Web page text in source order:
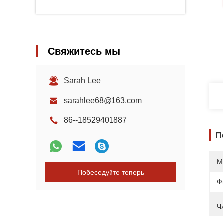
Свяжитесь мы
Sarah Lee
sarahlee68@163.com
86--18529401887
Побеседуйте теперь